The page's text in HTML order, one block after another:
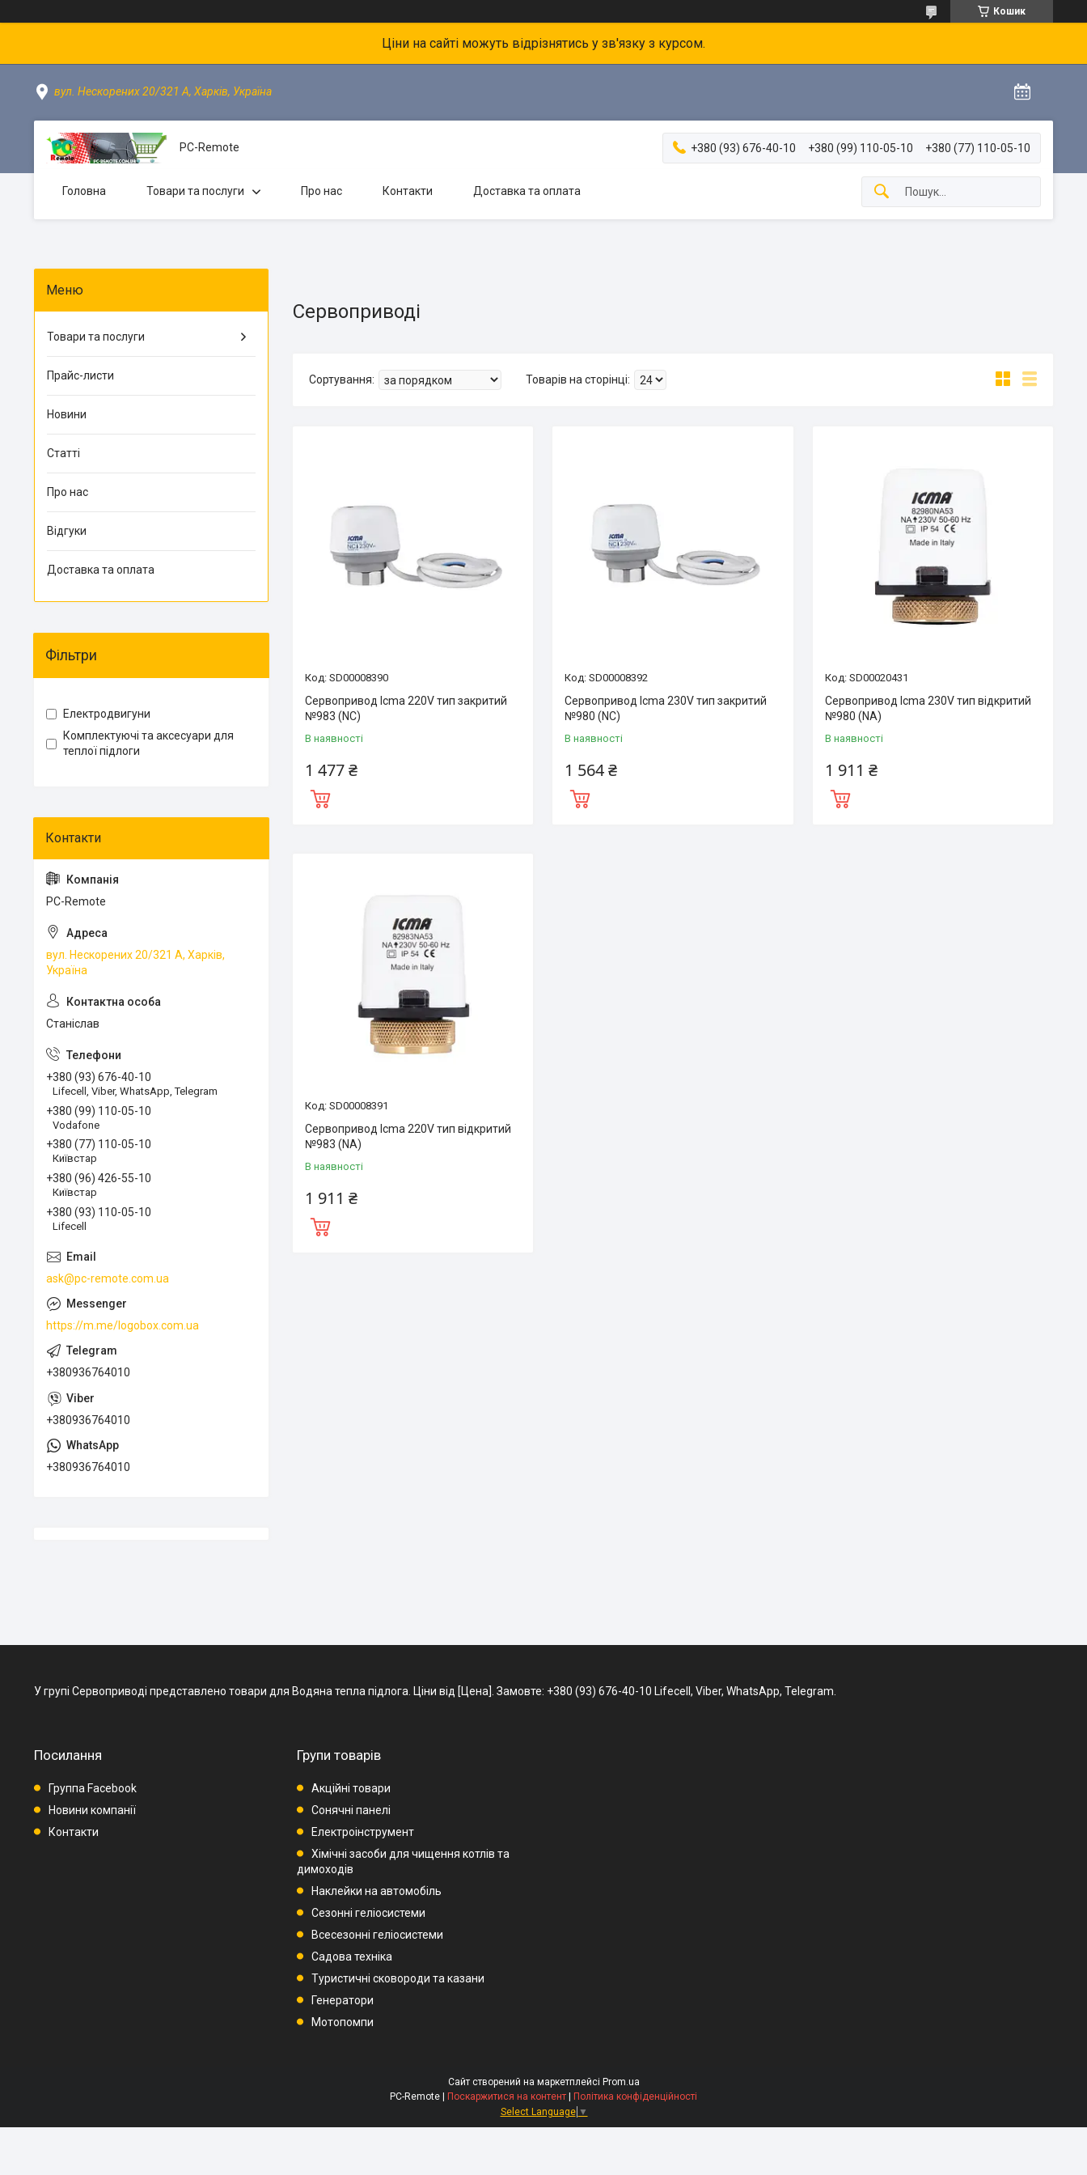
Кошик
Ціни на сайті можуть відрізнятись у зв'язку з курсом.
вул. Нескорених 20/321 А, Харків, Україна
PC-Remote +380 (93) 676-40-10 +380 (99) 110-05-10 +380 (77) 110-05-10
Головна Товари та послуги Про нас Контакти Доставка та оплата
Сервоприводі
SD00008390
Сервопривод Icma 220V тип закритий
№983 (NC)
В наявності
1 477 ₴
SD00008392
Сервопривод Icma 230V тип закритий
№980 (NC)
В наявності
1 564 ₴
SD00020431
Сервопривод Icma 230V тип відкритий
№980 (NA)
В наявності
1 911 ₴
SD00008391
Сервопривод Icma 220V тип відкритий
№983 (NA)
В наявності
1 911 ₴
Товари та послуги
Прайс-листи
Новини
Статті
Про нас
Відгуки
Доставка та оплата
Фільтри
Електродвигуни
Комплектуючі та аксесуари для
теплої підлоги
PC-Remote
вул. Нескорених 20/321 А, Харків,
Україна
Станіслав
+380 (93) 676-40-10
Lifecell, Viber, WhatsApp, Telegram
+380 (99) 110-05-10
Vodafone
+380 (77) 110-05-10
Київстар
+380 (96) 426-55-10
Київстар
+380 (93) 110-05-10
Lifecell
ask@pc-remote.com.ua
https://m.me/logobox.com.ua
+380936764010
+380936764010
+380936764010
У групі Сервоприводі представлено товари для Водяна тепла підлога. Ціни від [Цена]. Замовте: +380 (93) 676-40-10 Lifecell, Viber, WhatsApp, Telegram.
Посилання
Группа Facebook
Новини компанії
Контакти
Групи товарів
Акційні товари
Сонячні панелі
Електроінструмент
Хімічні засоби для чищення котлів та
димоходів
Наклейки на автомобіль
Сезонні геліосистеми
Всесезонні геліосистеми
Садова техніка
Туристичні сковороди та казани
Генератори
Мотопомпи
Сайт створений на маркетплейсі Prom.ua
Поскаржитися на контент
Політика конфіденційності
Select Language ▼